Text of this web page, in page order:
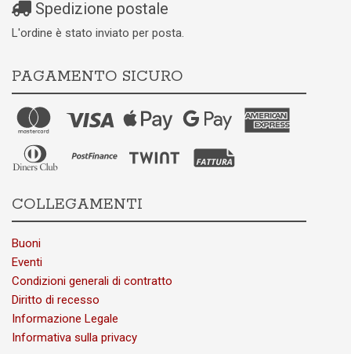
Spedizione postale
L'ordine è stato inviato per posta.
PAGAMENTO SICURO
COLLEGAMENTI
Buoni
Eventi
Condizioni generali di contratto
Diritto di recesso
Informazione Legale
Informativa sulla privacy